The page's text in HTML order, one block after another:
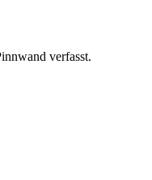
verfasst.